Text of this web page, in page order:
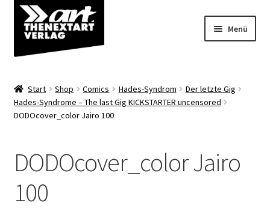
Zur
Navigation
springen
Zum
Inhalt
springen
Menü
Shop
Start Shop Comics Hades-Syndrom
Der letzte Gig
Hades-Syndrome – The last Gig KICKSTARTER uncensored
DODOcover_color Jairo 100
DODOcover_color Jairo
100